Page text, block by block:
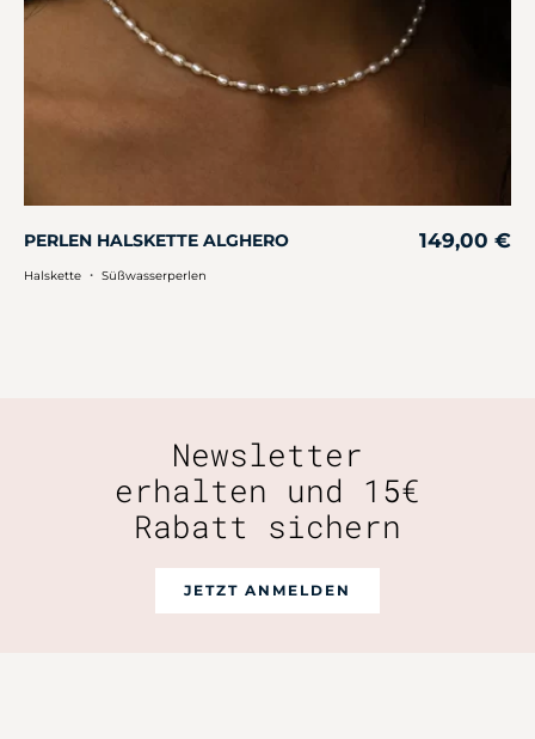
PERLEN HALSKETTE ALGHERO 149,00 €
Halskette ・ Süßwasserperlen
Newsletter
erhalten und 15€
Rabatt sichern
JETZT ANMELDEN